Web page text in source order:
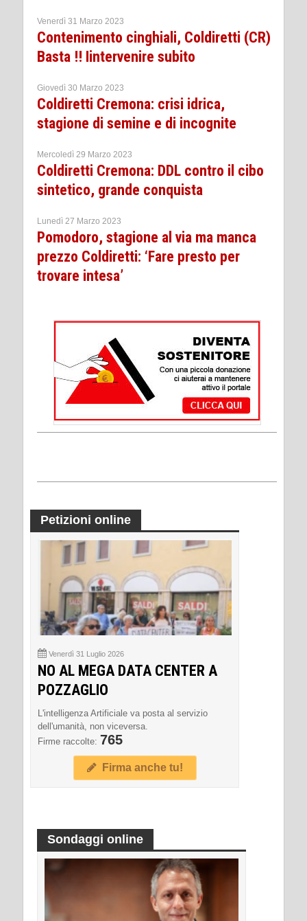
Venerdì 31 Marzo 2023
Contenimento cinghiali, Coldiretti (CR)
Basta !! Iintervenire subito
Giovedì 30 Marzo 2023
Coldiretti Cremona: crisi idrica,
stagione di semine e di incognite
Mercoledì 29 Marzo 2023
Coldiretti Cremona: DDL contro il cibo
sintetico, grande conquista
Lunedì 27 Marzo 2023
Pomodoro, stagione al via ma manca
prezzo Coldiretti: ‘Fare presto per
trovare intesa’
Petizioni online
Venerdì 31 Luglio 2026
NO AL MEGA DATA CENTER A
POZZAGLIO
L'intelligenza Artificiale va posta al servizio
dell'umanità, non viceversa.
Firme raccolte: 765
Firma anche tu!
Sondaggi online